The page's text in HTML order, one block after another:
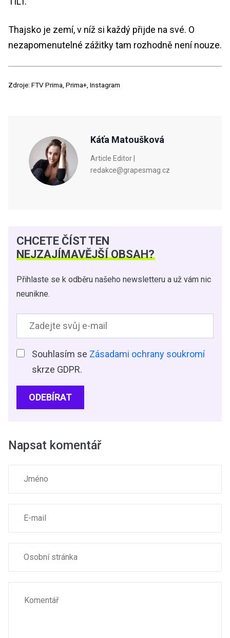
Thajsko je zemí, v níž si každý přijde na své. O
nezapomenutelné zážitky tam rozhodně není nouze.
Zdroje: FTV Prima, Prima+, Instagram
Káťa Matoušková
Article Editor |
redakce@grapesmag.cz
CHCETE ČÍST TEN
NEJZAJÍMAVĚJŠÍ OBSAH?
Přihlaste se k odběru našeho newsletteru a už vám nic
neunikne.
Souhlasím se Zásadami ochrany soukromí
skrze GDPR.
ODEBÍRAT
Napsat komentář